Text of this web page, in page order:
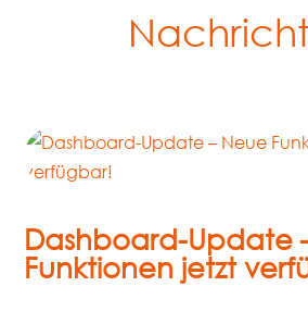
Dashboard-Update
Funktionen jetzt